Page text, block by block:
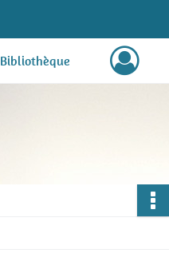
Bibliothèque